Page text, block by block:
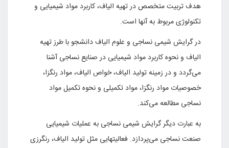
هدف تربیت متخصص در تهیه الیاف، کاربرد مواد شیمیایی و
تکنولوژی مربوط به آنها است.
در گرایش شیمی نساجی و علوم الیاف دانشجو با طرز تهیه
الیاف و نحوه کاربرد مواد شیمیایی در صنایع نساجی آشنا
می‌گردد و در زمینه تولید الیاف، خواص الیاف، مواد رنگزا،
خصوصیات مواد رنگزا، مواد تکمیلی و نحوه تکمیل مواد
نساجی مطالعه می‌کند.
به عبارت دیگر گرایش شیمی نساجی به عملیات شیمیایی
صنعت نساجی می‌پردازد. فعالیتهایی مثل تولید الیاف، رنگرزی